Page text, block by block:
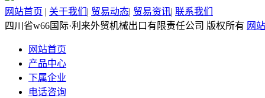
网站首页 | 关于我们 | 贸易动态| 贸易资讯| 联系我们
四川省w66国际·利来外贸机械出口有限责任公司 版权所有 网
网站首页
产品中心
下属企业
电话咨询